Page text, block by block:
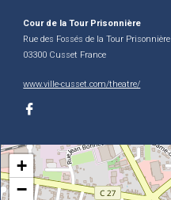
Cour de la Tour Prisonnière
Rue des Fossés de la Tour Prisonnière
03300 Cusset France
www.ville-cusset.com/theatre/
+
−